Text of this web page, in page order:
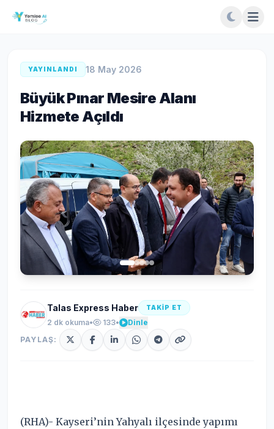
YAYINLANDI 18 May 2026
Büyük Pınar Mesire Alanı
Hizmete Açıldı
Talas Express Haber TAKİP ET
2 dk okuma• 133•
Dinle
PAYLAŞ:
(RHA)- Kayseri’nin Yahyalı ilçesinde yapımı